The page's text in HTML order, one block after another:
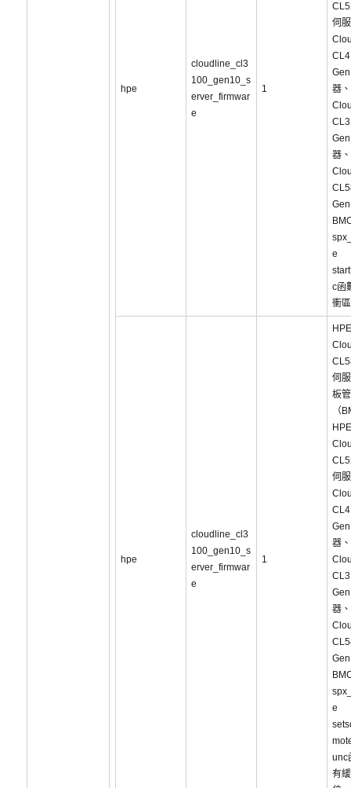
hpe
cloudline_cl3
100_gen10_s
erver_firmwar
e
1
伺
器
器
e
c函
衝
hpe
cloudline_cl3
100_gen10_s
erver_firmwar
e
1
HPE
伺
板
（
HPE
伺
器
器
e
unc
有